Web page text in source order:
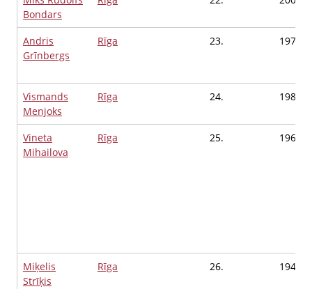
Bondars
Andris
Grīnbergs
Rīga 23. 1978
Vismands
Menjoks
Rīga 24. 1989
Vineta
Mihailova
Rīga 25. 1967
Miķelis
Strīķis
Rīga 26. 1949